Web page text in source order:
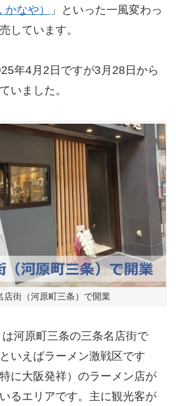
なや）
」といった一風変わっ
しています。
年4月2日ですが3月28日から
いました。
店街（河原町三条）で開業
は河原町三条の三条名店街で
いえばラーメン激戦区です
に大阪発祥）のラーメン店が
るエリアです。主に観光客が